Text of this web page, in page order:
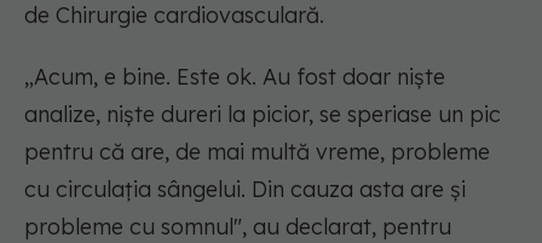
de Chirurgie cardiovasculară.
„Acum, e bine. Este ok. Au fost doar niște
analize, niște dureri la picior, se speriase un pic
pentru că are, de mai multă vreme, probleme
cu circulația sângelui. Din cauza asta are și
probleme cu somnul", au declarat, pentru